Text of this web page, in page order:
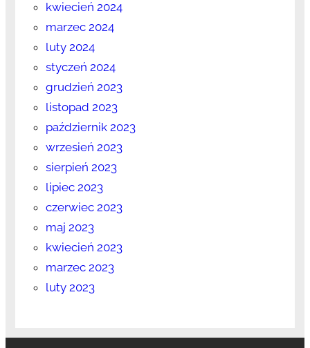
kwiecień 2024
marzec 2024
luty 2024
styczeń 2024
grudzień 2023
listopad 2023
październik 2023
wrzesień 2023
sierpień 2023
lipiec 2023
czerwiec 2023
maj 2023
kwiecień 2023
marzec 2023
luty 2023